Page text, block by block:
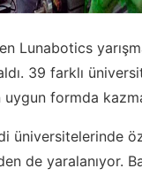
Lunabotics
39 farklı
formda
üniversitelerinde
de yaralanıyor.